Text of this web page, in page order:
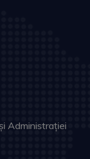
Administrației